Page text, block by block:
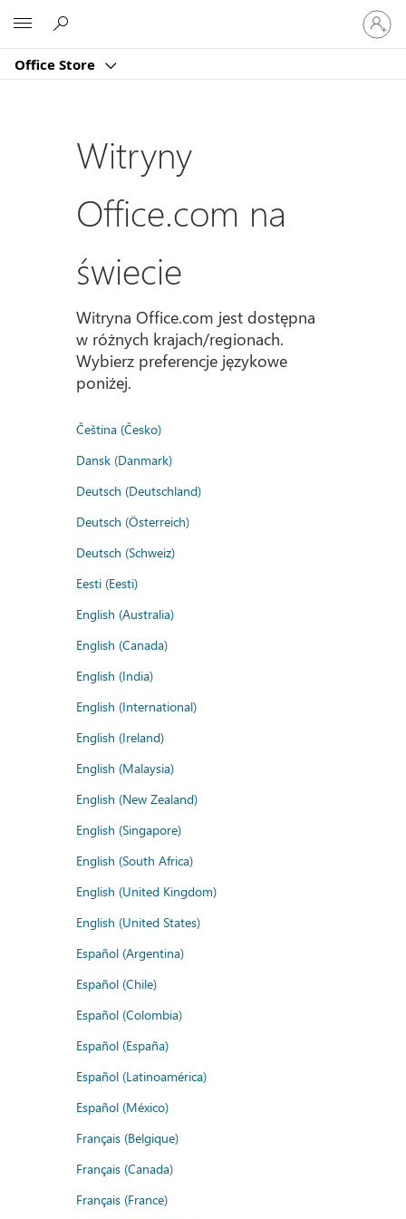
Office Store
Zaloguj
się
do
konta
Witryny
Office.com na
świecie
Witryna Office.com jest dostępna
w różnych krajach/regionach.
Wybierz preferencje językowe
poniżej.
Čeština (Česko)
Dansk (Danmark)
Deutsch (Deutschland)
Deutsch (Österreich)
Deutsch (Schweiz)
Eesti (Eesti)
English (Australia)
English (Canada)
English (India)
English (International)
English (Ireland)
English (Malaysia)
English (New Zealand)
English (Singapore)
English (South Africa)
English (United Kingdom)
English (United States)
Español (Argentina)
Español (Chile)
Español (Colombia)
Español (España)
Español (Latinoamérica)
Español (México)
Français (Belgique)
Français (Canada)
Français (France)